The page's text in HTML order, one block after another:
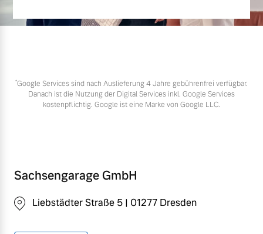
*Google Services sind nach Auslieferung 4 Jahre gebührenfrei verfügbar.
Danach ist die Nutzung der Digital Services inkl. Google Services
kostenpflichtig. Google ist eine Marke von Google LLC.
Sachsengarage GmbH
Liebstädter Straße 5 | 01277 Dresden